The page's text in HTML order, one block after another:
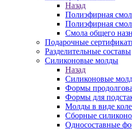
Назад
Полиэфирная
Полиэфирная
Смола общего
Подарочные
Разделительные составы
Силиконовые молды
Назад
Силиконовые
Формы
Формы для
Молды в виде
Сборные
Односоставные